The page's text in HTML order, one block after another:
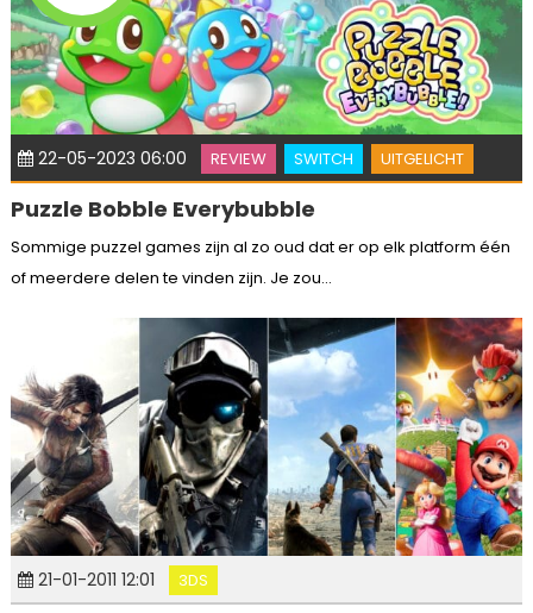
22-05-2023 06:00 REVIEW SWITCH UITGELICHT
Puzzle Bobble Everybubble
Sommige puzzel games zijn al zo oud dat er op elk platform één
of meerdere delen te vinden zijn. Je zou...
21-01-2011 12:01 3DS